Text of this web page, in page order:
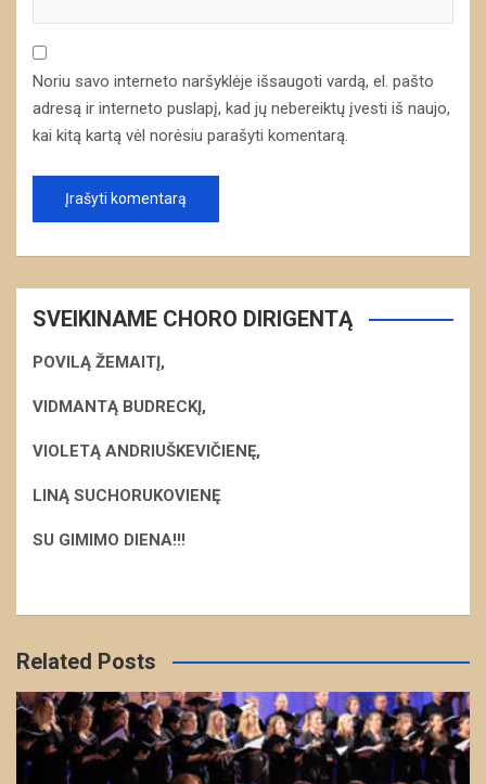
Noriu savo interneto naršyklėje išsaugoti vardą, el. pašto
adresą ir interneto puslapį, kad jų nebereiktų įvesti iš naujo,
kai kitą kartą vėl norėsiu parašyti komentarą.
SVEIKINAME CHORO DIRIGENTĄ
POVILĄ ŽEMAITĮ,
VIDMANTĄ BUDRECKĮ,
VIOLETĄ ANDRIUŠKEVIČIENĘ,
LINĄ SUCHORUKOVIENĘ
SU GIMIMO DIENA!!!
Related Posts